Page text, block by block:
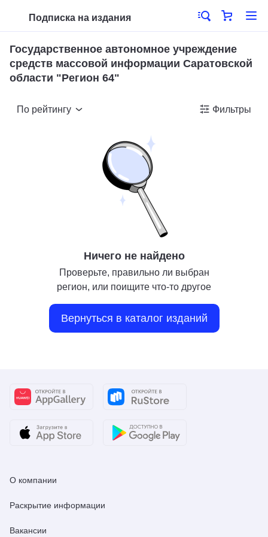
Подписка на издания
Государственное автономное учреждение
средств массовой информации Саратовской
области "Регион 64"
По рейтингу Фильтры
Ничего не найдено
Проверьте, правильно ли выбран
регион, или поищите что-то другое
Вернуться в каталог изданий
О компании
Раскрытие информации
Вакансии